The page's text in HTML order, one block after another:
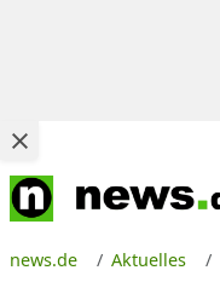
news.de Aktuelles